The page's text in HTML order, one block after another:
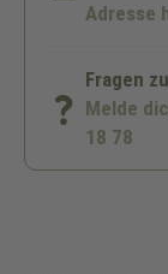
Adresse
Fragen
Melde
18 78